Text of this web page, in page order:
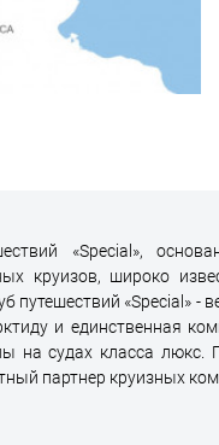
«Special»,
круизов, широко
путешествий «Special»
и единственная
на судах класса люкс.
партнер круизных